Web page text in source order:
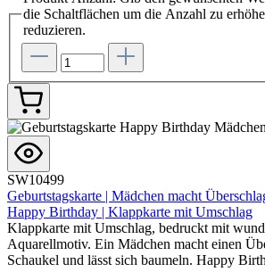
die Schaltflächen um die Anzahl zu
reduzieren.
SW10499
Geburtstagskarte | Mädchen macht
Happy Birthday | Klappkarte mit Umschlag
Klappkarte mit Umschlag, bedruckt mit
Aquarellmotiv. Ein Mädchen macht einen
Schaukel und lässt sich baumeln. Happy